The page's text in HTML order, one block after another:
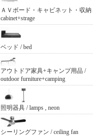
ＡＶボード・キャビネット・収納
cabinet+strage
ベッド / bed
アウトドア家具+キャンプ用品 /
outdoor furniture+camping
照明器具 / lamps , neon
シーリングファン / ceiling fan